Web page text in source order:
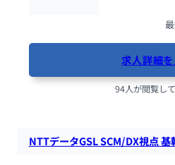
求人詳細
94人が閲覧し
NTTデータGSL SCM/DX視点